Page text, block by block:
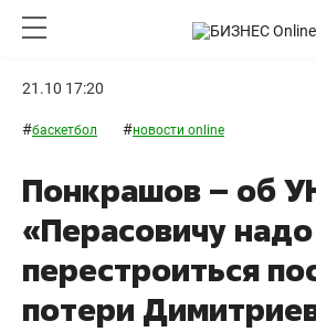
21.10 17:20
#баскетбол #новости online
Понкрашов – об
«Перасовичу надо
перестроиться
потери